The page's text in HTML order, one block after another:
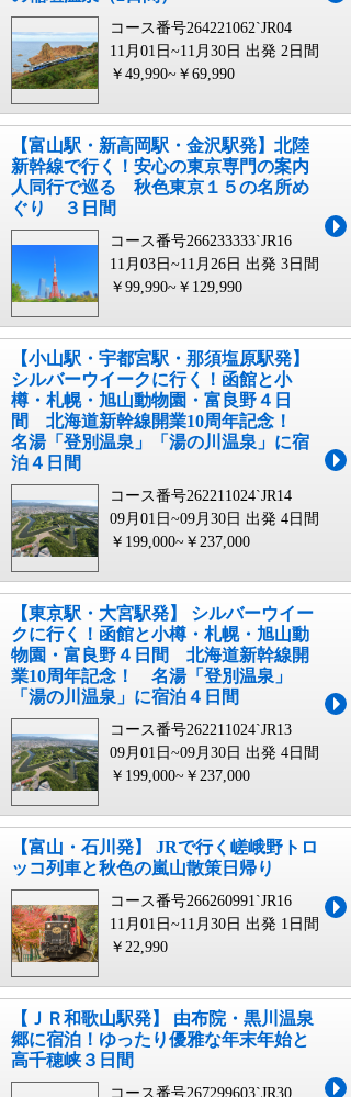
コース番号264221062`JR04
11月01日~11月30日 出発 2日間
￥49,990~￥69,990
【富山駅・新高岡駅・金沢駅発】北陸
新幹線で行く！安心の東京専門の案内
人同行で巡る 秋色東京１５の名所め
ぐり ３日間
コース番号266233333`JR16
11月03日~11月26日 出発 3日間
￥99,990~￥129,990
【小山駅・宇都宮駅・那須塩原駅発】
シルバーウイークに行く！函館と小
樽・札幌・旭山動物園・富良野４日
間 北海道新幹線開業10周年記念！
名湯「登別温泉」「湯の川温泉」に宿
泊４日間
コース番号262211024`JR14
09月01日~09月30日 出発 4日間
￥199,000~￥237,000
【東京駅・大宮駅発】 シルバーウイー
クに行く！函館と小樽・札幌・旭山動
物園・富良野４日間 北海道新幹線開
業10周年記念！ 名湯「登別温泉」
「湯の川温泉」に宿泊４日間
コース番号262211024`JR13
09月01日~09月30日 出発 4日間
￥199,000~￥237,000
【富山・石川発】 JRで行く嵯峨野トロ
ッコ列車と秋色の嵐山散策日帰り
コース番号266260991`JR16
11月01日~11月30日 出発 1日間
￥22,990
【ＪＲ和歌山駅発】 由布院・黒川温泉
郷に宿泊！ゆったり優雅な年末年始と
高千穂峡３日間
コース番号267299603`JR30